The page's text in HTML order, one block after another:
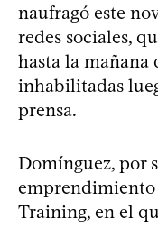
naufragó este
redes sociales,
hasta la mañana
inhabilitadas
prensa.
Domínguez, por
emprendimiento
Training, en el